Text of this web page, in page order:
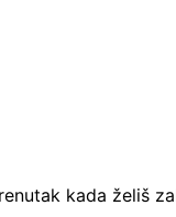
kada želiš